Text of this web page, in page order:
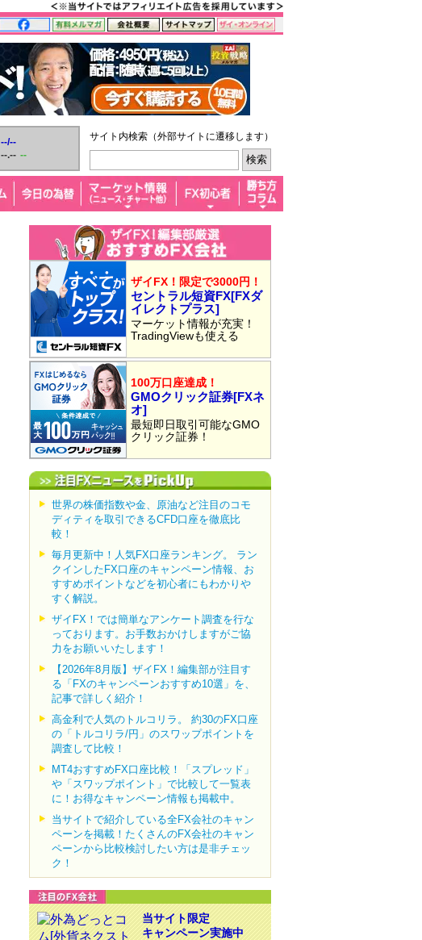
--/--
--.-- --
サイト内検索（外部サイトに遷移します）
ザイFX！限定で3000円！
セントラル短資FX[FXダ
イレクトプラス]
マーケット情報が充実！
TradingViewも使える
100万口座達成！
GMOクリック証券[FXネ
オ]
最短即日取引可能なGMO
クリック証券！
世界の株価指数や金、原油など注目のコモ
ディティを取引できるCFD口座を徹底比
較！
毎月更新中！人気FX口座ランキング。 ラン
クインしたFX口座のキャンペーン情報、お
すすめポイントなどを初心者にもわかりや
すく解説。
ザイFX！では簡単なアンケート調査を行な
っております。お手数おかけしますがご協
力をお願いいたします！
【2026年8月版】ザイFX！編集部が注目す
る「FXのキャンペーンおすすめ10選」を、
記事で詳しく紹介！
高金利で人気のトルコリラ。 約30のFX口座
の「トルコリラ/円」のスワップポイントを
調査して比較！
MT4おすすめFX口座比較！「スプレッド」
や「スワップポイント」で比較して一覧表
に！お得なキャンペーン情報も掲載中。
当サイトで紹介している全FX会社のキャン
ペーンを掲載！たくさんのFX会社のキャン
ペーンから比較検討したい方は是非チェッ
ク！
当サイト限定
キャンペーン実施中